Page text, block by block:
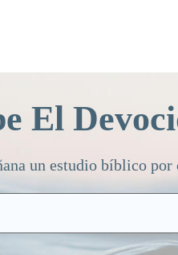
El
un estudio bíblico